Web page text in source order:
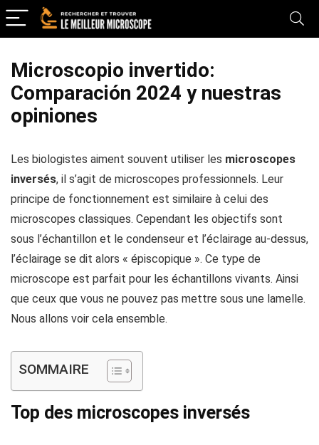
Microscopio invertido:
Comparación 2024 y nuestras
opiniones
Les biologistes aiment souvent utiliser les microscopes
inversés, il s’agit de microscopes professionnels. Leur
principe de fonctionnement est similaire à celui des
microscopes classiques. Cependant les objectifs sont
sous l’échantillon et le condenseur et l’éclairage au-dessus,
l’éclairage se dit alors « épiscopique ». Ce type de
microscope est parfait pour les échantillons vivants. Ainsi
que ceux que vous ne pouvez pas mettre sous une lamelle.
Nous allons voir cela ensemble.
SOMMAIRE
Top des microscopes inversés